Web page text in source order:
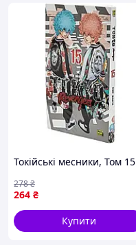
Токійські месники, Том 15
264 ₴
278₴
Купити